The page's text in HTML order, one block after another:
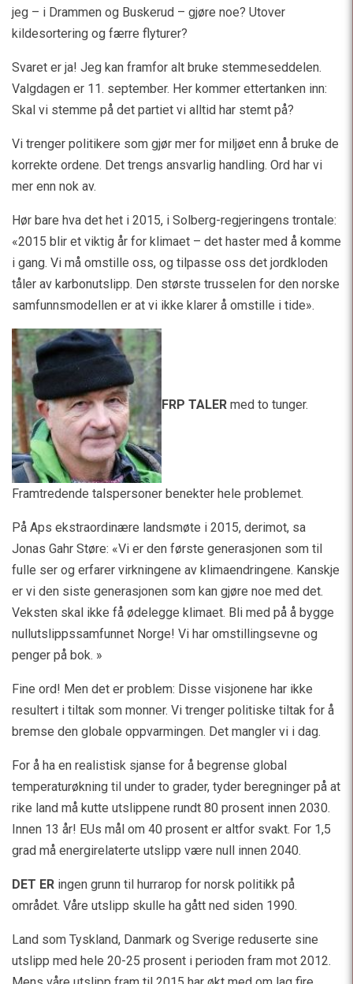
jeg – i Drammen og Buskerud – gjøre noe? Utover
kildesortering og færre flyturer?
Svaret er ja! Jeg kan framfor alt bruke stemmeseddelen.
Valgdagen er 11. september. Her kommer ettertanken inn:
Skal vi stemme på det partiet vi alltid har stemt på?
Vi trenger politikere som gjør mer for miljøet enn å bruke de
korrekte ordene. Det trengs ansvarlig handling. Ord har vi
mer enn nok av.
Hør bare hva det het i 2015, i Solberg-regjeringens trontale:
«2015 blir et viktig år for klimaet – det haster med å komme
i gang. Vi må omstille oss, og tilpasse oss det jordkloden
tåler av karbonutslipp. Den største trusselen for den norske
samfunnsmodellen er at vi ikke klarer å omstille i tide».
FRP TALERmed to tunger.
Framtredende talspersoner benekter hele problemet.
På Aps ekstraordinære landsmøte i 2015, derimot, sa
Jonas Gahr Støre: «Vi er den første generasjonen som til
fulle ser og erfarer virkningene av klimaendringene. Kanskje
er vi den siste generasjonen som kan gjøre noe med det.
Veksten skal ikke få ødelegge klimaet. Bli med på å bygge
nullutslippssamfunnet Norge! Vi har omstillingsevne og
penger på bok. »
Fine ord! Men det er problem: Disse visjonene har ikke
resultert i tiltak som monner. Vi trenger politiske tiltak for å
bremse den globale oppvarmingen. Det mangler vi i dag.
For å ha en realistisk sjanse for å begrense global
temperaturøkning til under to grader, tyder beregninger på at
rike land må kutte utslippene rundt 80 prosent innen 2030.
Innen 13 år! EUs mål om 40 prosent er altfor svakt. For 1,5
grad må energirelaterte utslipp være null innen 2040.
DET ER ingen grunn til hurrarop for norsk politikk på
området. Våre utslipp skulle ha gått ned siden 1990.
Land som Tyskland, Danmark og Sverige reduserte sine
utslipp med hele 20-25 prosent i perioden fram mot 2012.